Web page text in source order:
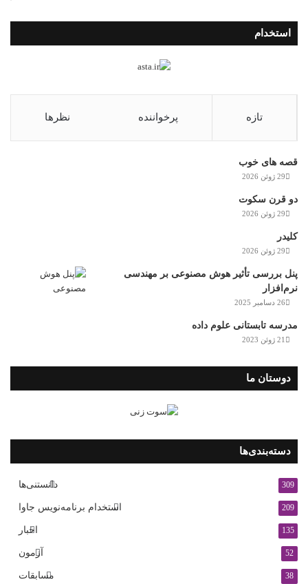
استخدام
تازه پرخواننده نظرها
قصه های خوب
29 ژوئن 2026
دو قرن سکوت
29 ژوئن 2026
کلیدر
29 ژوئن 2026
پنل بررسی تأثیر هوش مصنوعی بر مهندسی
نرم‌افزار
26 دسامبر 2025
مدرسه تابستانی علوم داده
21 ژوئن 2023
دوستان ما
دسته‌بندی‌ها
دانستنی‌ها 309
استخدام برنامه‌نویس جاوا 209
اخبار 135
آزمون 52
مسابقات 38